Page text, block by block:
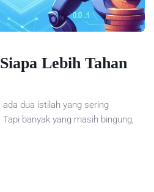
Lebih Tahan
dua istilah yang sering
banyak yang masih bingung,